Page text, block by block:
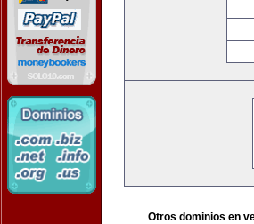
Otros dominios en